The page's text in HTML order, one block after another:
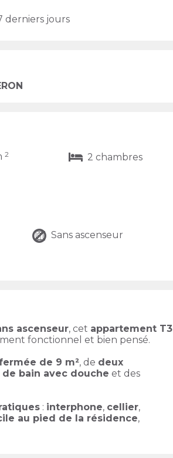
derniers jours
2 2 chambres
Sans ascenseur
ascenseur, cet appartement T3
fonctionnel et bien pensé.
de 9 m², de deux
de bain avec douche et des
: interphone, cellier,
au pied de la résidence,